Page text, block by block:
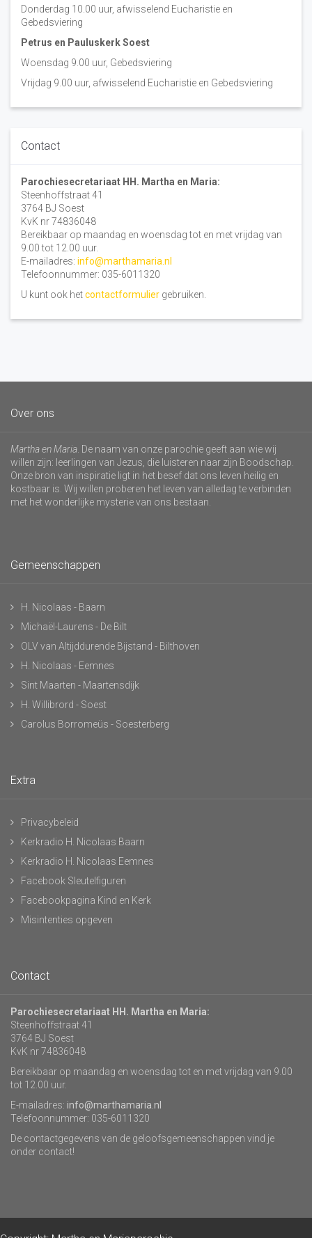
Donderdag 10.00 uur, afwisselend Eucharistie en
Gebedsviering
Petrus en Pauluskerk Soest
Woensdag 9.00 uur, Gebedsviering
Vrijdag 9.00 uur, afwisselend Eucharistie en Gebedsviering
Contact
Parochiesecretariaat HH. Martha en Maria:
Steenhoffstraat 41
3764 BJ Soest
KvK nr 74836048
Bereikbaar op maandag en woensdag tot en met vrijdag van
9.00 tot 12.00 uur.
E-mailadres: info@marthamaria.nl
Telefoonnummer: 035-6011320
U kunt ook hetcontactformulier gebruiken.
Over ons
Martha en Maria . De naam van onze parochie geeft aan wie wij
willen zijn: leerlingen van Jezus, die luisteren naar zijn Boodschap.
Onze bron van inspiratie ligt in het besef dat ons leven heilig en
kostbaar is. Wij willen proberen het leven van alledag te verbinden
met het wonderlijke mysterie van ons bestaan.
Gemeenschappen
H. Nicolaas - Baarn
Michaël-Laurens - De Bilt
OLV van Altijddurende Bijstand - Bilthoven
H. Nicolaas - Eemnes
Sint Maarten - Maartensdijk
H. Willibrord - Soest
Carolus Borromeüs - Soesterberg
Extra
Privacybeleid
Kerkradio H. Nicolaas Baarn
Kerkradio H. Nicolaas Eemnes
Facebook Sleutelfiguren
Facebookpagina Kind en Kerk
Misintenties opgeven
Contact
Parochiesecretariaat HH. Martha en Maria:
Steenhoffstraat 41
3764 BJ Soest
KvK nr 74836048
Bereikbaar op maandag en woensdag tot en met vrijdag van 9.00
tot 12.00 uur.
E-mailadres: info@marthamaria.nl
Telefoonnummer: 035-6011320
De contactgegevens van de geloofsgemeenschappen vind je
onder contact!